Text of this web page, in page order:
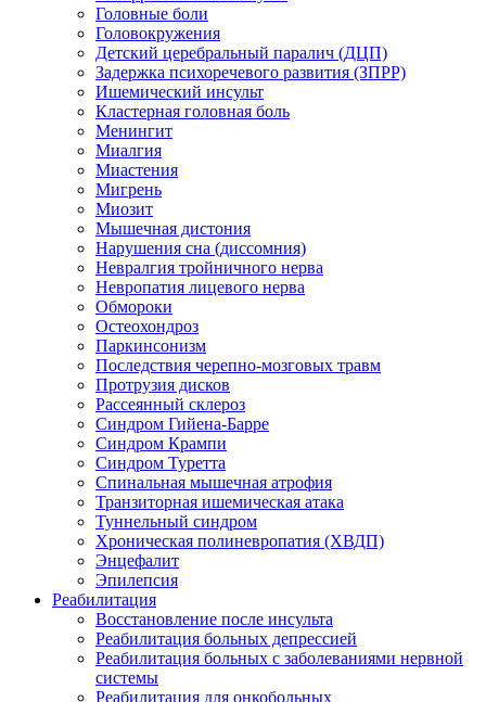
Головные боли
Головокружения
Детский церебральный паралич (ДЦП)
Задержка психоречевого развития (ЗПРР)
Ишемический инсульт
Кластерная головная боль
Менингит
Миалгия
Миастения
Мигрень
Миозит
Мышечная дистония
Нарушения сна (диссомния)
Невралгия тройничного нерва
Невропатия лицевого нерва
Обмороки
Остеохондроз
Паркинсонизм
Последствия черепно-мозговых травм
Протрузия дисков
Рассеянный склероз
Синдром Гийена-Барре
Синдром Крампи
Синдром Туретта
Спинальная мышечная атрофия
Транзиторная ишемическая атака
Туннельный синдром
Хроническая полиневропатия (ХВДП)
Энцефалит
Эпилепсия
Реабилитация
Восстановление после инсульта
Реабилитация больных депрессией
Реабилитация больных с заболеваниями нервной
системы
Реабилитация для онкобольных